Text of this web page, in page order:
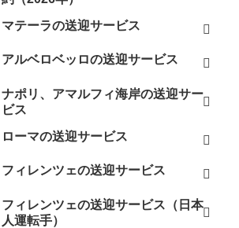
マテーラの送迎サービス
アルベロベッロの送迎サービス
ナポリ、アマルフィ海岸の送迎サー
ビス
ローマの送迎サービス
フィレンツェの送迎サービス
フィレンツェの送迎サービス（日本
人運転手）